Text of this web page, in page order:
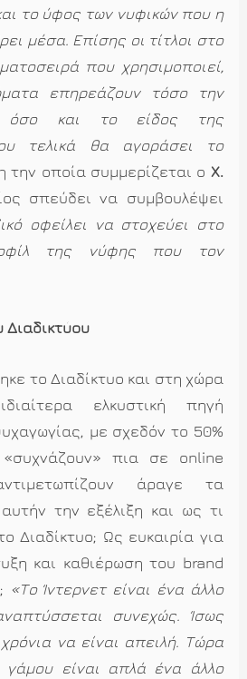
το ύφος των νυφικών που η
μέσα. Επίσης οι τίτλοι στο
που χρησιμοποιεί,
επηρεάζουν τόσο την
όσο και το είδος της
τελικά θα αγοράσει το
την οποία συμμερίζεται ο Χ.
σπεύδει να συμβουλέψει
οφείλει να στοχεύει στο
της νύφης που τον
Διαδικτύου
το Διαδίκτυο και στη χώρα
ελκυστική πηγή
με σχεδόν το 50%
πια σε online
άραγε τα
την εξέλιξη και ως τι
Διαδίκτυο; Ως ευκαιρία για
και καθιέρωση του brand
«Το Ίντερνετ είναι ένα άλλο
συνεχώς. Ίσως
να είναι απειλή. Τώρα
γάμου είναι απλά ένα άλλο